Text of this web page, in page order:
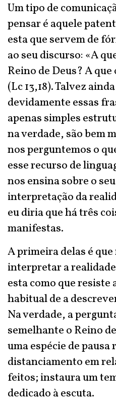
Um tipo de
pensar é aquele
esta que servem de
ao seu discurso: «A
Reino de Deus? A
(Lc 13,18). Talvez
devidamente essas
apenas simples
na verdade, são bem
nos perguntemos o
esse recurso de
nos ensina sobre o
interpretação da
eu diria que há três
manifestas.
A primeira delas é
interpretar a
esta como que resiste
habitual de a
Na verdade, a
semelhante o Reino
uma espécie de
distanciamento em
feitos; instaura um
dedicado à escuta.